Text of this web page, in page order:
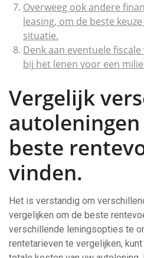
Overweeg ook andere
leasing, om de beste
situatie.
Denk aan eventuele
bij het lenen voor een
Vergelijk
beste
vinden.
Het is verstandig om
vergelijken om de beste
verschillende leningsopties te
rentetarieven te vergelijken,